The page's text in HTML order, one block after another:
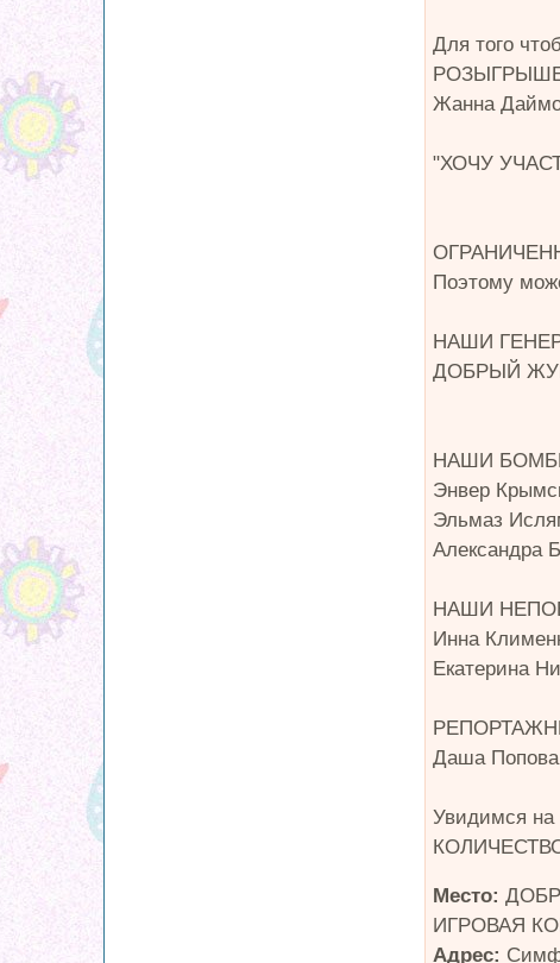
Для того
РОЗЫГРЫШЕ
Жанна
"ХОЧУ
Поэтому
НАШИ
ДОБРЫЙ ЖУК
НАШИ
Энвер
Эльмаз
Александра
НАШИ
Инна
Екатерина
Даша Попова
Увидимся на
Место:
ИГРОВАЯ
Адрес: